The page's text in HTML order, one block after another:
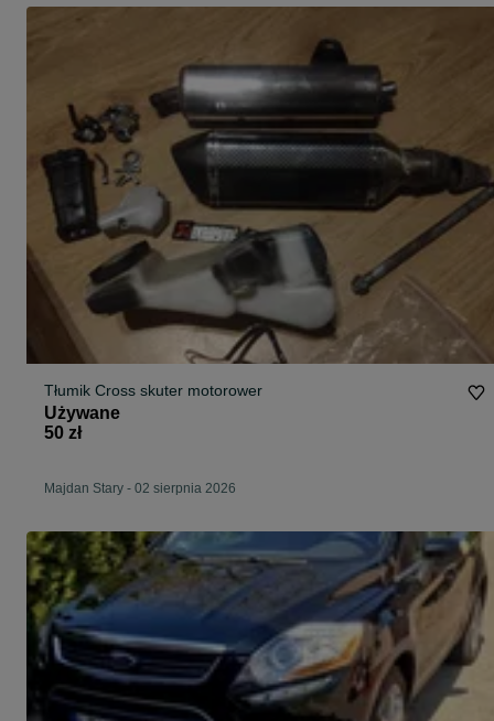
Tłumik Cross skuter motorower
Używane
50 zł
Majdan Stary - 02 sierpnia 2026